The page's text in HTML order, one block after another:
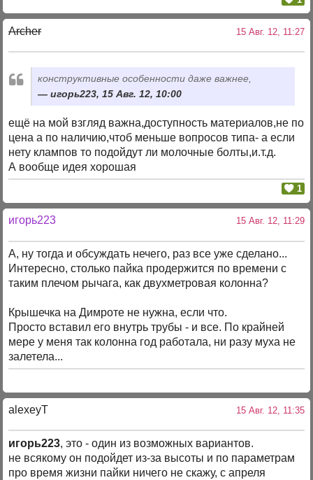
Archer 15 Авг. 12, 11:27
конструктивные особенности даже важнее,
игорь223, 15 Авг. 12, 10:00
ещё на мой взгляд важна,доступность материалов,не по
цена а по наличию,чтоб меньше вопросов типа- а если
нету клампов то подойдут ли молочные болты,и.т.д.
А вообще идея хорошая
1
игорь223 15 Авг. 12, 11:29
А, ну тогда и обсуждать нечего, раз все уже сделано...
Интересно, столько пайка продержится по времени с
таким плечом рычага, как двухметровая колонна?
Крышечка на Димроте не нужна, если что.
Просто вставил его внутрь трубы - и все. По крайней
мере у меня так колонна год работала, ни разу муха не
залетела...
alexeyT 15 Авг. 12, 11:35
игорь223, это - один из возможных вариантов.
не всякому он подойдет из-за высоты и по параметрам
про время жизни пайки ничего не скажу, с апреля